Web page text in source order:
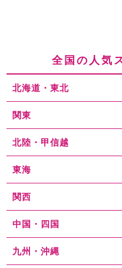
全国の人気
北海道・東北
関東
北陸・甲信越
東海
関西
中国・四国
九州・沖縄